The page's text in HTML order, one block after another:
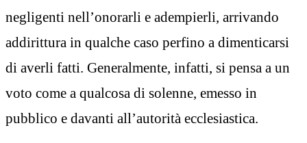
negligenti nell’onorarli e adempierli, arrivando
addirittura in qualche caso perfino a dimenticarsi
di averli fatti. Generalmente, infatti, si pensa a un
voto come a qualcosa di solenne, emesso in
pubblico e davanti all’autorità ecclesiastica.